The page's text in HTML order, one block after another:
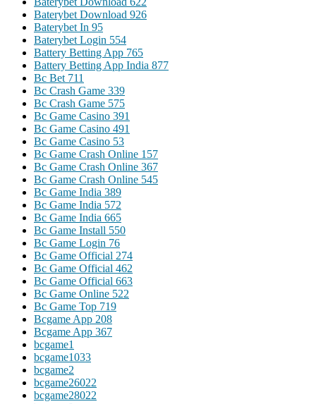
Baterybet Download 926
Baterybet In 95
Baterybet Login 554
Battery Betting App 765
Battery Betting App India 877
Bc Bet 711
Bc Crash Game 339
Bc Crash Game 575
Bc Game Casino 391
Bc Game Casino 491
Bc Game Casino 53
Bc Game Crash Online 157
Bc Game Crash Online 367
Bc Game Crash Online 545
Bc Game India 389
Bc Game India 572
Bc Game India 665
Bc Game Install 550
Bc Game Login 76
Bc Game Official 274
Bc Game Official 462
Bc Game Official 663
Bc Game Online 522
Bc Game Top 719
Bcgame App 208
Bcgame App 367
bcgame1
bcgame1033
bcgame2
bcgame26022
bcgame28022